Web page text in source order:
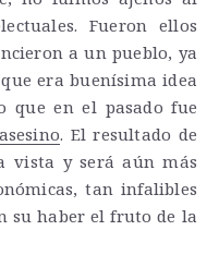
Fueron ellos
a un pueblo, ya
era buenísima idea
que en el pasado fue
. El resultado de
vista y será aún más
tan infalibles
su haber el fruto de la